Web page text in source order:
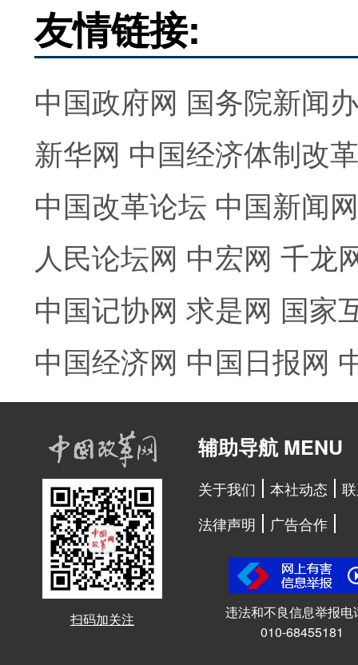
友情链接:
中国政府网 国务院新闻
新华网 中国经济体制改
中国改革论坛 中国新闻网
人民论坛网 中宏网 千龙
中国记协网 求是网 国家
中国经济网 中国日报网
扫码加关注
辅助导航 MENU
关于我们 本社动态
法律声明
广告合作
违法和不良信息举报电
010-68455181